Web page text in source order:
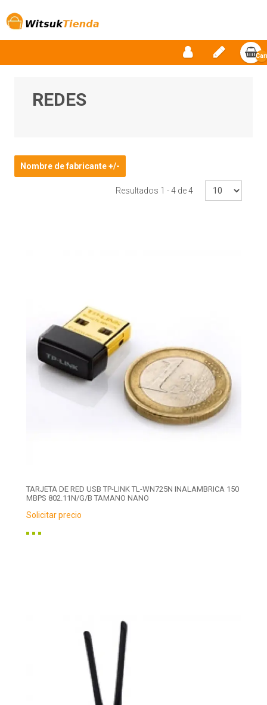
REDES
Nombre de fabricante +/-
Resultados 1 - 4 de 4
TARJETA DE RED USB TP-LINK TL-WN725N INALAMBRICA 150
MBPS 802.11N/G/B TAMANO NANO
Solicitar precio